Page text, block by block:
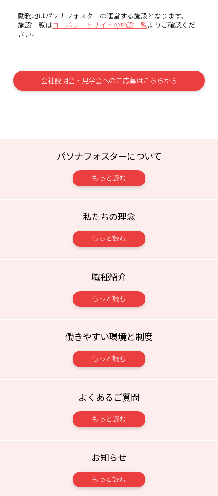
勤務地はパソナフォスターの運営する施設となります。
施設一覧はコーポレートサイトの施設一覧よりご確認くだ
さい。
会社説明会・見学会へのご応募はこちらから
パソナフォスターについて
もっと読む
私たちの理念
もっと読む
職種紹介
もっと読む
働きやすい環境と制度
もっと読む
よくあるご質問
もっと読む
お知らせ
もっと読む